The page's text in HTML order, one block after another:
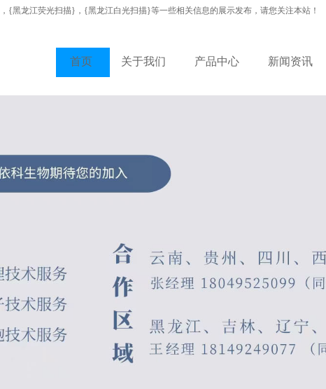
，{黑龙江荧光扫描}，{黑龙江白光扫描}等一些相关信息的展示发布，请您关注本站！
首页 关于我们 产品中心 新闻资讯